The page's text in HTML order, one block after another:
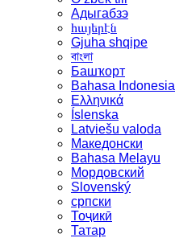
Адыгабзэ
հայերէն
Gjuha shqipe
বাংলা
Башҡорт
Bahasa Indonesia
Ελληνικά
Íslenska
Latviešu valoda
Македонски
Bahasa Melayu
Мордовский
Slovenský
српски
Тоҷикӣ
Татар